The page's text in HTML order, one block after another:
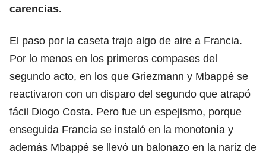
carencias.
El paso por la caseta trajo algo de aire a Francia.
Por lo menos en los primeros compases del
segundo acto, en los que Griezmann y Mbappé se
reactivaron con un disparo del segundo que atrapó
fácil Diogo Costa. Pero fue un espejismo, porque
enseguida Francia se instaló en la monotonía y
además Mbappé se llevó un balonazo en la nariz de